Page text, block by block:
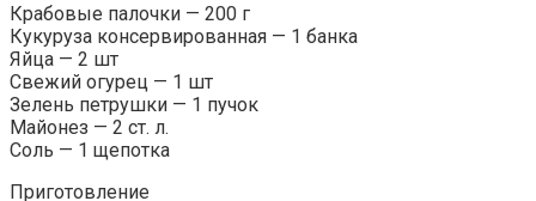
Крабовые палочки — 200 г
Кукуруза консервированная — 1 банка
Яйца — 2 шт
Свежий огурец — 1 шт
Зелень петрушки — 1 пучок
Майонез — 2 ст. л.
Соль — 1 щепотка
Приготовление